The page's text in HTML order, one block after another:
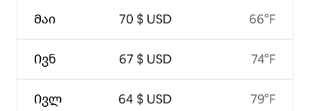
Მაი
Ივნ
Ივლ
70 $ USD
67 $ USD
64 $ USD
66°F
74°F
79°F